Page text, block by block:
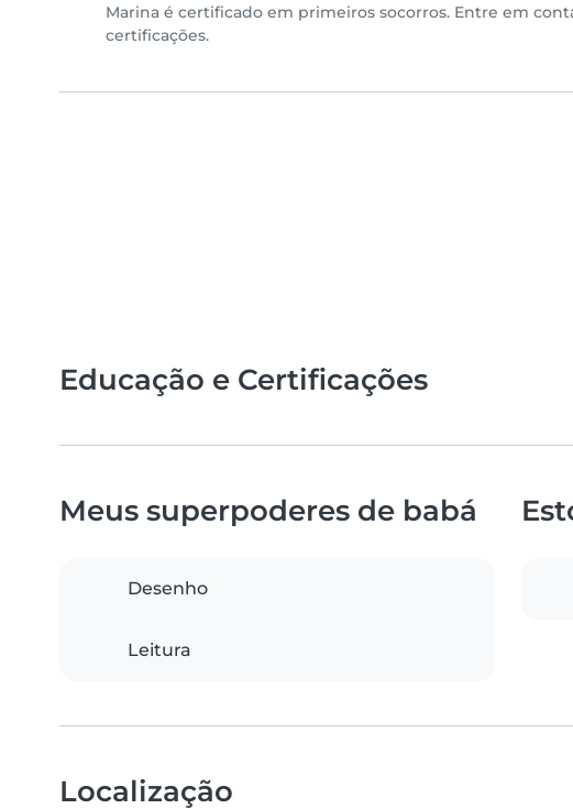
Marina é certificado em primeiros socorros. Entre em
certificações.
Educação e Certificações
Meus superpoderes de babá
Desenho
Leitura
Localização